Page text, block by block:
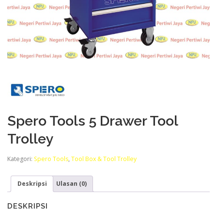
Spero Tools 5 Drawer Tool
Trolley
Kategori: Spero Tools, Tool Box & Tool Trolley
Deskripsi Ulasan (0)
DESKRIPSI